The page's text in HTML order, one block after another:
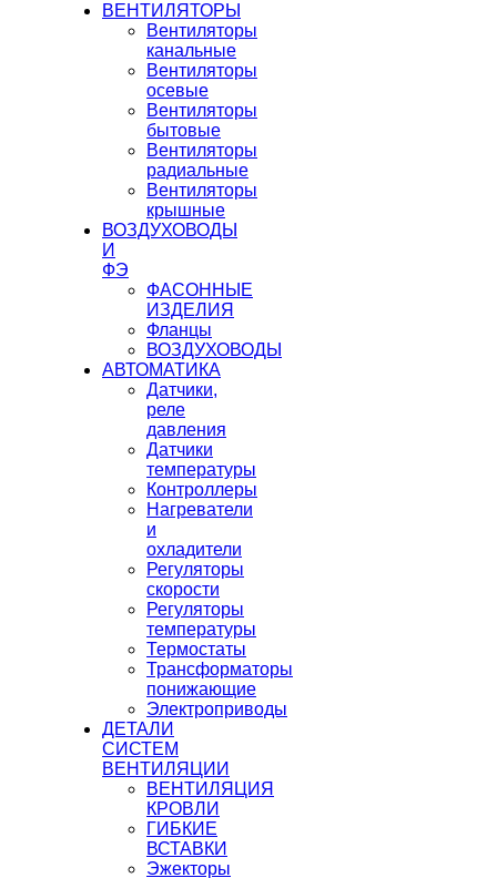
ВЕНТИЛЯТОРЫ
Вентиляторы
канальные
Вентиляторы
осевые
Вентиляторы
бытовые
Вентиляторы
радиальные
Вентиляторы
крышные
ВОЗДУХОВОДЫ
И
ФЭ
ФАСОННЫЕ
ИЗДЕЛИЯ
Фланцы
ВОЗДУХОВОДЫ
АВТОМАТИКА
Датчики,
реле
давления
Датчики
температуры
Контроллеры
Нагреватели
и
охладители
Регуляторы
скорости
Регуляторы
температуры
Термостаты
Трансформаторы
понижающие
Электроприводы
ДЕТАЛИ
СИСТЕМ
ВЕНТИЛЯЦИИ
ВЕНТИЛЯЦИЯ
КРОВЛИ
ГИБКИЕ
ВСТАВКИ
Эжекторы